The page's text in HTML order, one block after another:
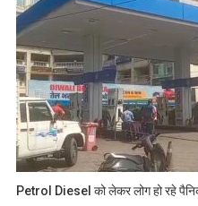
Petrol Diesel को लेकर लोग हो रहे